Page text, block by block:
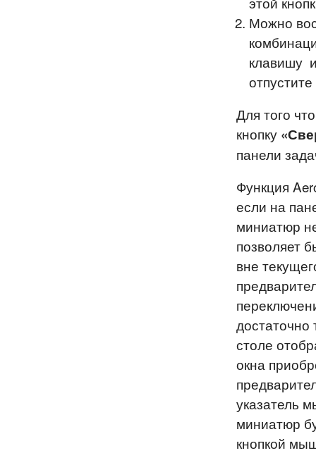
Можно
клавишу
Для того
кнопку
панели
Функция
если на
миниатюр
позволяет
вне
столе
окна
указатель
миниатюр
кнопкой